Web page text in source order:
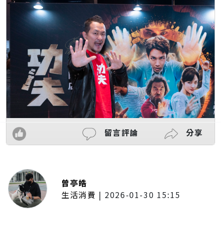
留言評論 分享
曾亭皓
生活消費 | 2026-01-30 15:15